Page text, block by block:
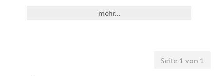
mehr...
Seite 1 von 1